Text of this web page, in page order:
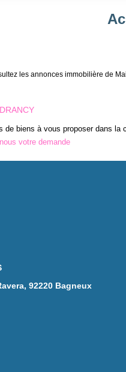
les annonces immobilière de
de biens à vous proposer dans
votre demande
92220 Bagneux